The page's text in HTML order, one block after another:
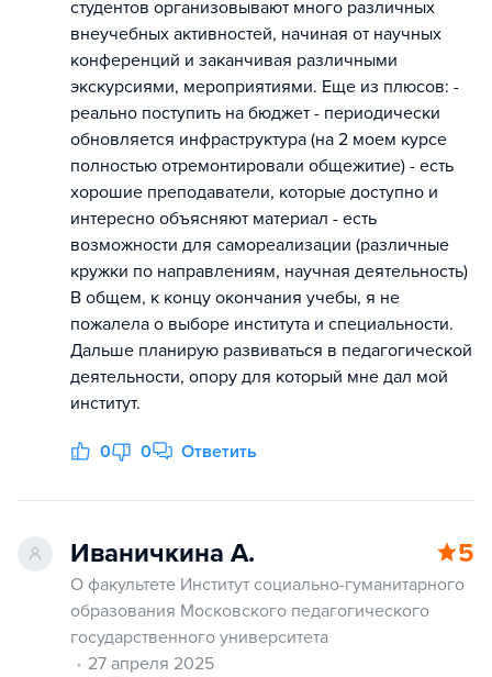
студентов организовывают много различных
внеучебных активностей, начиная от научных
конференций и заканчивая различными
экскурсиями, мероприятиями. Еще из плюсов: -
реально поступить на бюджет - периодически
обновляется инфраструктура (на 2 моем курсе
полностью отремонтировали общежитие) - есть
хорошие преподаватели, которые доступно и
интересно объясняют материал - есть
возможности для самореализации (различные
кружки по направлениям, научная деятельность)
В общем, к концу окончания учебы, я не
пожалела о выборе института и специальности.
Дальше планирую развиваться в педагогической
деятельности, опору для который мне дал мой
институт.
0 0 Ответить
Иваничкина А. 5
О факультете Институт социально-гуманитарного
образования Московского педагогического
государственного университета
27 апреля 2025